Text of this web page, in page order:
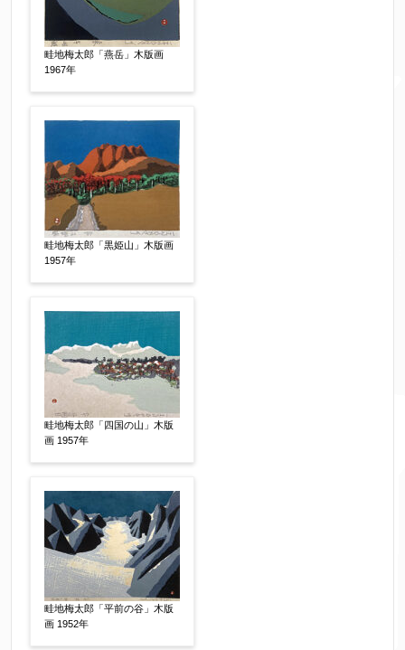
により弊社からのお返事も受信できない場合がご
ざいますので、お電話(
合わせください。
※携帯電話などご連絡が取りやすいお電話番号を
お願い致します。
郵便番号 【必須】
↓郵便番号を入力すると住所の最初が自動入力さ
れます。番地以下は任意でも結構です。
【必須】
ご要望などがございましたらご入力ください
畦地梅太郎「燕岳」木版画
1967年
畦地梅太郎「黒姫山」木版画
1957年
畦地梅太郎「四国の山」木版
画 1957年
畦地梅太郎「平前の谷」木版
画 1952年